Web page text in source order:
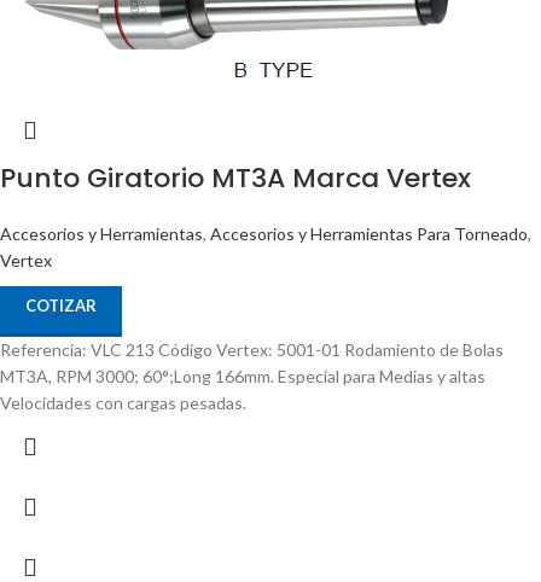
Punto Giratorio MT3A Marca Vertex
Accesorios y Herramientas, Accesorios y Herramientas Para Torneado,
Vertex
COTIZAR
Referencia: VLC 213 Código Vertex: 5001-01 Rodamiento de Bolas
MT3A, RPM 3000; 60°;Long 166mm. Especial para Medias y altas
Velocidades con cargas pesadas.